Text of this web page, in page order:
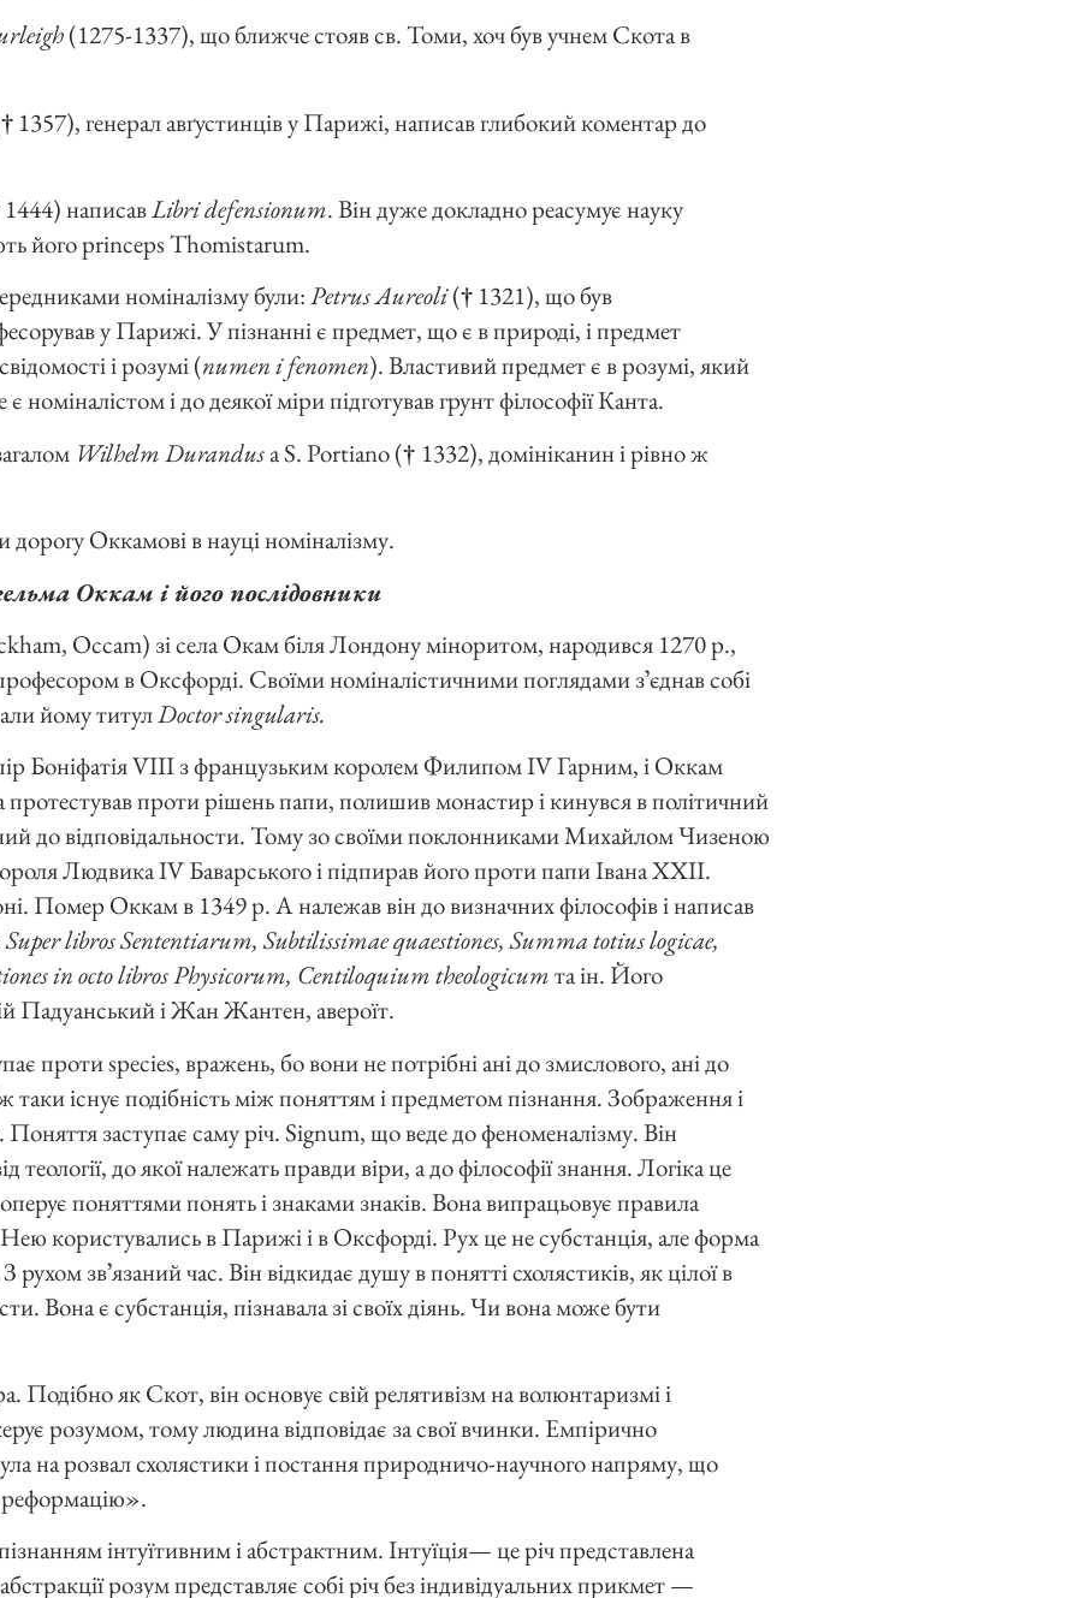
(1275-1337), що ближче стояв св. Томи, хоч був учнем Скота в
† 1357), генерал авґустинців у Парижі, написав глибокий коментар до
1444) написавLibri defensionum. Він дуже докладно реасумує науку
його princeps Thomistarum.
номіналізму були:Petrus Aureoli(† 1321), що був
у Парижі. У пізнанні є предмет, що є в природі, і предмет
і розумі (numen і fenomen). Властивий предмет є в розумі, який
номіналістом і до деякої міри підготував грунт філософії Канта.
Wilhelm Durandusa S. Portiano († 1332), домініканин і рівно ж
Оккамові в науці номіналізму.
Оккам і його послідовники
Occam) зі села Окам біля Лондону міноритом, народився 1270 р.,
в Оксфорді. Своїми номіналістичними поглядами зʼєднав собі
йому титулDoctor singularis.
Боніфатія VIII з французьким королем Филипом IV Гарним, і Оккам
протестував проти рішень папи, полишив монастир і кинувся в політичний
до відповідальности. Тому зо своїми поклонниками Михайлом Чизеною
Людвика IV Баварського і підпирав його проти папи Івана XXII.
Помер Оккам в 1349 р. А належав він до визначних філософів і написав
Super libros Sententiarum, Subtilissimae quaestiones, Summa totius logicae,
in octo libros Physicorum, Centiloquium theologicumта ін. Його
Падуанський і Жан Жантен, авероїт.
проти species, вражень, бо вони не потрібні ані до змислового, ані до
таки існує подібність між поняттям і предметом пізнання. Зображення і
Поняття заступає саму річ. Signum, що веде до феноменалізму. Він
теології, до якої належать правди віри, а до філософії знання. Логіка це
поняттями понять і знаками знаків. Вона випрацьовує правила
користувались в Парижі і в Оксфорді. Рух це не субстанція, але форма
рухом звʼязаний час. Він відкидає душу в понятті схолястиків, як цілої в
Вона є субстанція, пізнавала зі своїх діянь. Чи вона може бути
Подібно як Скот, він основує свій релятивізм на волюнтаризмі і
розумом, тому людина відповідає за свої вчинки. Емпірично
на розвал схолястики і постання природничо-научного напряму, що
інтуїтивним і абстрактним. Інтуїція— це річ представлена
розум представляє собі річ без індивідуальних прикмет —